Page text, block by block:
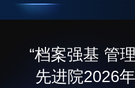
现任领导
统计数据
研究机构
“档案强基 管
先进院2026